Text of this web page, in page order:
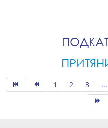
1 2 3 ...